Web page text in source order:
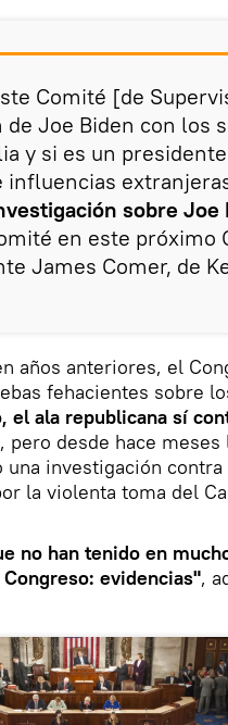
Comité [de
Joe Biden con los
y si es un
influencias
sobre Joe
en este próximo
James Comer, de
años anteriores, el
fehacientes sobre
el ala republicana sí
pero desde hace meses
una investigación
la violenta toma del
no han tenido en
evidencias",